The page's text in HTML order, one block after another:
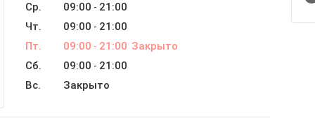
Ср.
09:00 - 21:00
Чт.
09:00 - 21:00
Пт.
09:00 - 21:00 Закрыто
Сб.
09:00 - 21:00
Вс.
Закрыто